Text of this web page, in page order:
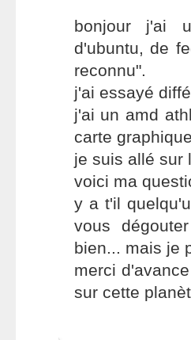
bonjour j'ai
d'ubuntu, de
reconnu".
j'ai essayé
j'ai un amd
carte
je suis allé sur
voici ma
y a t'il
vous
bien... mais je
merci
sur cette